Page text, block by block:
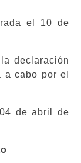
el 10 de
declaración
a cabo por el
de abril de